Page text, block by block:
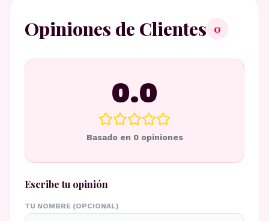
Opiniones de Clientes 0
0.0
Basado en 0opiniones
Escribe tu opinión
TU NOMBRE (OPCIONAL)